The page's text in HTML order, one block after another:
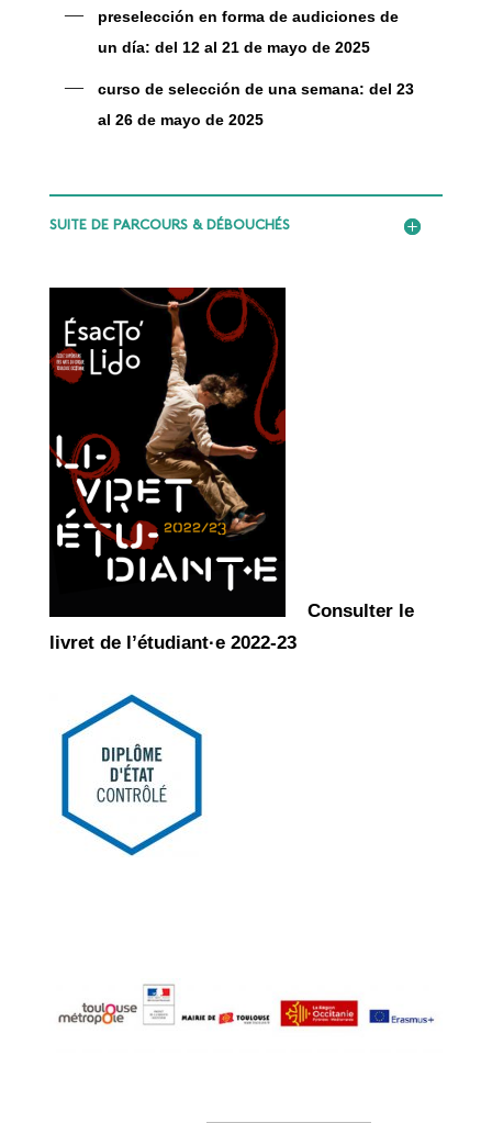
preselección en forma de audiciones de
un día: del 12 al 21 de mayo de 2025
curso de selección de una semana: del 23
al 26 de mayo de 2025
SUITE DE PARCOURS & DÉBOUCHÉS
Consulter le
livret de l’étudiant·e 2022-23